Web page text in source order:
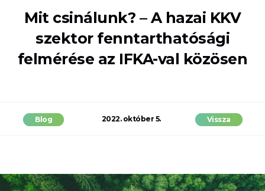
Mit csinálunk? – A hazai KKV
szektor fenntarthatósági
felmérése az IFKA-val közösen
Blog 2022. október 5. Vissza